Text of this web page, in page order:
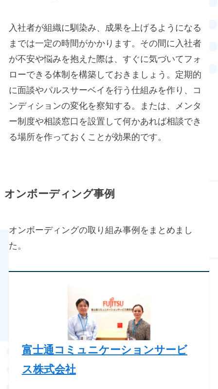
入社者が組織に馴染み、成果を上げるようになる
までは一定の時間がかかります。その間に入社者
が不安や悩みを抱えた際は、すぐに気づいてフォ
ローできる体制を構築しておきましょう。定期的
に面談やパルスサーベイを行う仕組みを作り、コ
ンディションの変化を察知する。または、メンタ
ー制度や相談窓口を設置して何かあれば相談でき
る場所を作っておくことが効果的です。
オンボーディング事例
オンボーディングの取り組み事例をまとめまし
た。
富士通コミュニケーションサービ
ス株式会社